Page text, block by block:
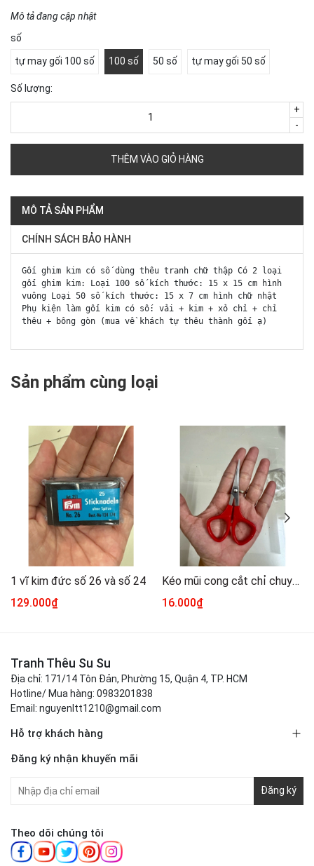
Mô tả đang cập nhật
số
tự may gối 100 số 100 số 50 số tự may gối 50 số
Số lượng:
-
+
THÊM VÀO GIỎ HÀNG
MÔ TẢ SẢN PHẨM
CHÍNH SÁCH BẢO HÀNH
Gối ghim kim có số dùng thêu tranh chữ thập Có 2 loại
gối ghim kim: Loại 100 số kích thước: 15 x 15 cm hình
vuông Loại 50 số kích thước: 15 x 7 cm hình chữ nhật
Phụ kiện làm gối kim có số: vải + kim + xỏ chỉ + chỉ
thêu + bông gòn (mua về khách tự thêu thành gối ạ)
Sản phẩm cùng loại
1 vĩ kim đức số 26 và số 24
129.000₫
Kéo mũi cong cắt chỉ chuyên dùng cho tranh thêu chữ thập
16.000₫
Tranh Thêu Su Su
Địa chỉ: 171/14 Tôn Đản, Phường 15, Quận 4, TP. HCM
Hotline/ Mua hàng: 0983201838
Email: nguyenltt1210@gmail.com
Hỗ trợ khách hàng
Đăng ký nhận khuyến mãi
Đăng ký
Theo dõi chúng tôi